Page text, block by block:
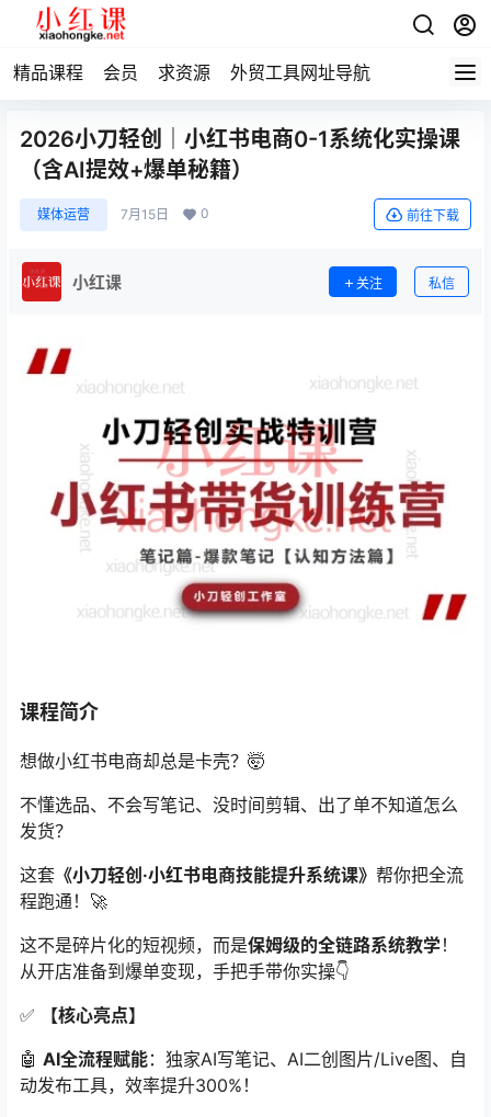
精品课程 会员 求资源 外贸工具网址导航
2026小刀轻创｜小红书电商0-1系统化实操课
（含AI提效+爆单秘籍）
媒体运营 7月15日 0 前往下载
小红课 关注 私信
课程简介
想做小红书电商却总是卡壳？🤯
不懂选品、不会写笔记、没时间剪辑、出了单不知道怎么
发货？
这套 《小刀轻创·小红书电商技能提升系统课》 帮你把全流
程跑通！🚀
这不是碎片化的短视频，而是保姆级的全链路系统教学！
从开店准备到爆单变现，手把手带你实操👇
✅
【核心亮点】
🤖 AI全流程赋能：独家AI写笔记、AI二创图片/Live图、自
动发布工具，效率提升300%！